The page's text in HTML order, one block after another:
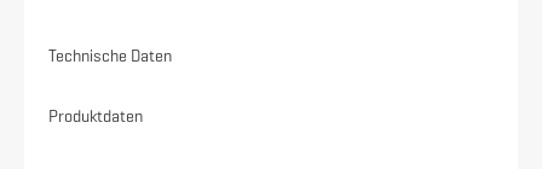
Technische Daten
Produktdaten